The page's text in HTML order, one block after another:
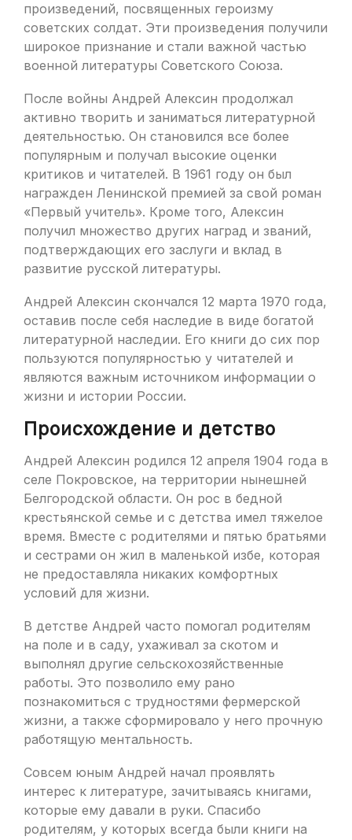
произведений, посвященных героизму
советских солдат. Эти произведения получили
широкое признание и стали важной частью
военной литературы Советского Союза.
После войны Андрей Алексин продолжал
активно творить и заниматься литературной
деятельностью. Он становился все более
популярным и получал высокие оценки
критиков и читателей. В 1961 году он был
награжден Ленинской премией за свой роман
«Первый учитель». Кроме того, Алексин
получил множество других наград и званий,
подтверждающих его заслуги и вклад в
развитие русской литературы.
Андрей Алексин скончался 12 марта 1970 года,
оставив после себя наследие в виде богатой
литературной наследии. Его книги до сих пор
пользуются популярностью у читателей и
являются важным источником информации о
жизни и истории России.
Происхождение и детство
Андрей Алексин родился 12 апреля 1904 года в
селе Покровское, на территории нынешней
Белгородской области. Он рос в бедной
крестьянской семье и с детства имел тяжелое
время. Вместе с родителями и пятью братьями
и сестрами он жил в маленькой избе, которая
не предоставляла никаких комфортных
условий для жизни.
В детстве Андрей часто помогал родителям
на поле и в саду, ухаживал за скотом и
выполнял другие сельскохозяйственные
работы. Это позволило ему рано
познакомиться с трудностями фермерской
жизни, а также сформировало у него прочную
работящую ментальность.
Совсем юным Андрей начал проявлять
интерес к литературе, зачитываясь книгами,
которые ему давали в руки. Спасибо
родителям, у которых всегда были книги на